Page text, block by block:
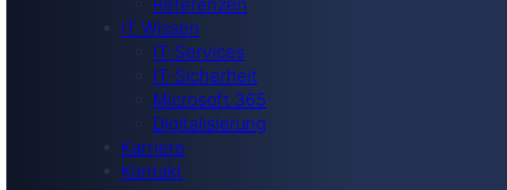
IT Wissen
IT-Services
IT-Sicherheit
Microsoft 365
Digitalisierung
Karriere
Kontakt